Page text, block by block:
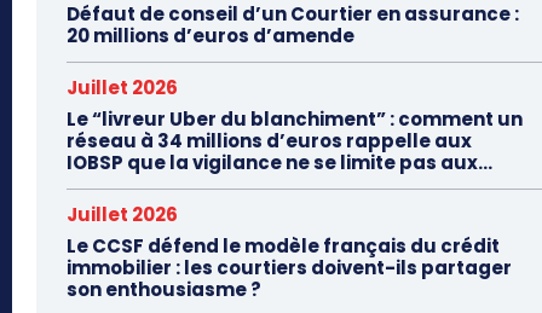
Défaut de conseil d’un Courtier en assurance :
20 millions d’euros d’amende
Juillet 2026
Le “livreur Uber du blanchiment” : comment un
réseau à 34 millions d’euros rappelle aux
IOBSP que la vigilance ne se limite pas aux...
Juillet 2026
Le CCSF défend le modèle français du crédit
immobilier : les courtiers doivent-ils partager
son enthousiasme ?